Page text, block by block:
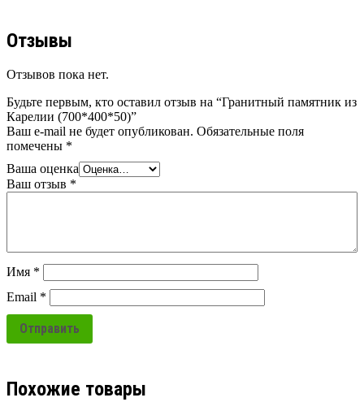
Отзывы
Отзывов пока нет.
Будьте первым, кто оставил отзыв на “Гранитный памятник из
Карелии (700*400*50)”
Ваш e-mail не будет опубликован. Обязательные поля
помечены *
Ваша оценка
Ваш отзыв *
Имя *
Email *
Похожие товары